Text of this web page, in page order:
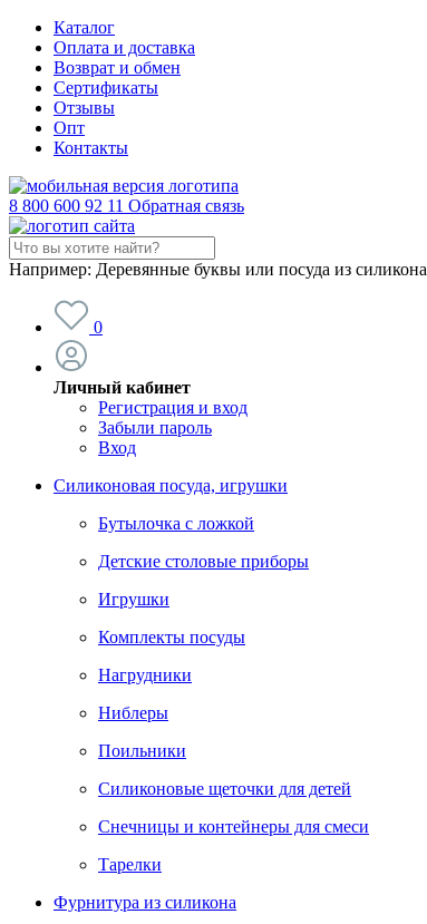
Каталог
Оплата и доставка
Возврат и обмен
Сертификаты
Отзывы
Опт
Контакты
8 800 600 92 11 Обратная связь
Например: Деревянные буквы или посуда из силикона
0
Личный кабинет
Регистрация и вход
Забыли пароль
Вход
Силиконовая посуда, игрушки
Бутылочка с ложкой
Детские столовые приборы
Игрушки
Комплекты посуды
Нагрудники
Ниблеры
Поильники
Силиконовые щеточки для детей
Снечницы и контейнеры для смеси
Тарелки
Фурнитура из силикона